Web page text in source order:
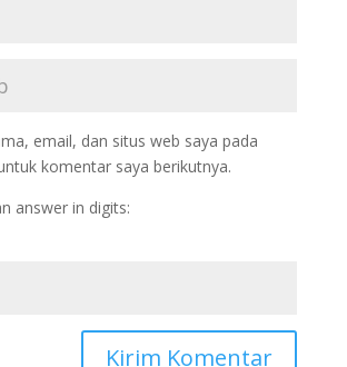
email, dan situs web saya pada
komentar saya berikutnya.
answer in digits: